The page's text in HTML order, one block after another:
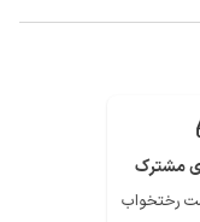
می آید که مرکز سوادکوه می
آبشار گزو، غار زنگیان،
مشترک